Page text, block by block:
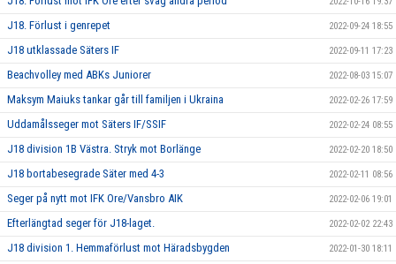
J18. Förlust i genrepet 2022-09-24 18:55
J18 utklassade Säters IF 2022-09-11 17:23
Beachvolley med ABKs Juniorer 2022-08-03 15:07
Maksym Maiuks tankar går till familjen i Ukraina 2022-02-26 17:59
Uddamålsseger mot Säters IF/SSIF 2022-02-24 08:55
J18 division 1B Västra. Stryk mot Borlänge 2022-02-20 18:50
J18 bortabesegrade Säter med 4-3 2022-02-11 08:56
Seger på nytt mot IFK Ore/Vansbro AIK 2022-02-06 19:01
Efterlängtad seger för J18-laget. 2022-02-02 22:43
J18 division 1. Hemmaförlust mot Häradsbygden 2022-01-30 18:11